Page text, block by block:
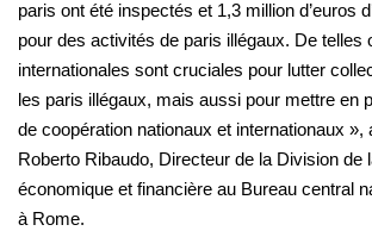
paris ont été inspectés et 1,3 million d’euros
pour des activités de paris illégaux. De telles
internationales sont cruciales pour lutter
les paris illégaux, mais aussi pour mettre en
de coopération nationaux et internationaux »,
Roberto Ribaudo, Directeur de la Division de
économique et financière au Bureau central
à Rome.